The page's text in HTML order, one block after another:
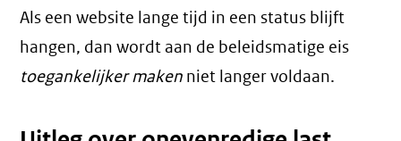
Als een website lange tijd in een status blijft
hangen, dan wordt aan de beleidsmatige eis
toegankelijker maken niet langer voldaan.